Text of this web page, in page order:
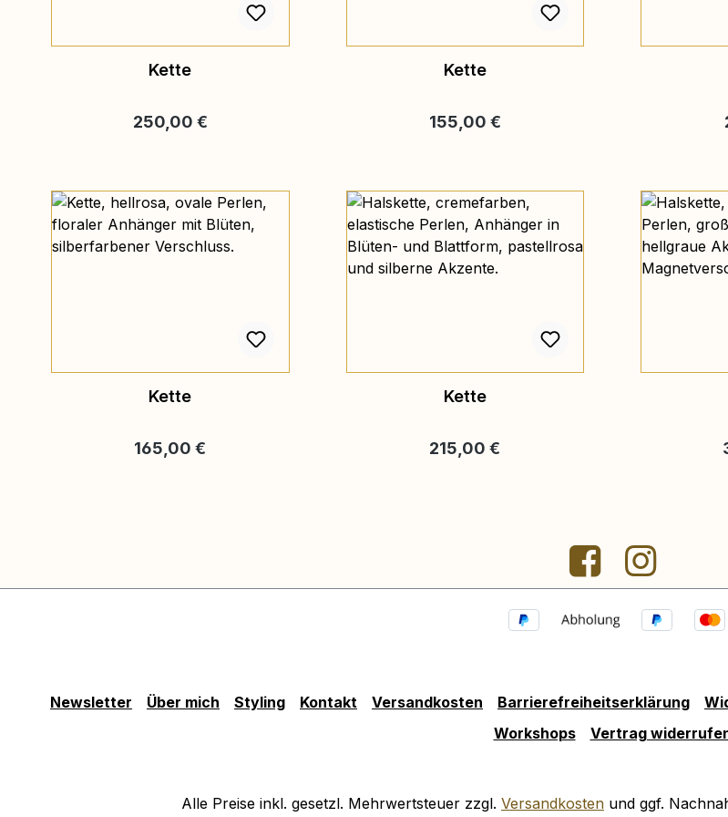
Kette
Regulärer Preis:
250,00 €
Kette
Regulärer Preis:
155,00 €
Kette
Regulärer Preis:
165,00 €
Kette
Regulärer Preis:
215,00 €
Newsletter Über mich Styling Kontakt Versandkosten Barrierefreiheitserklärung
Workshops
Vertrag
Alle Preise inkl. gesetzl. Mehrwertsteuer zzgl. Versandkosten und ggf.